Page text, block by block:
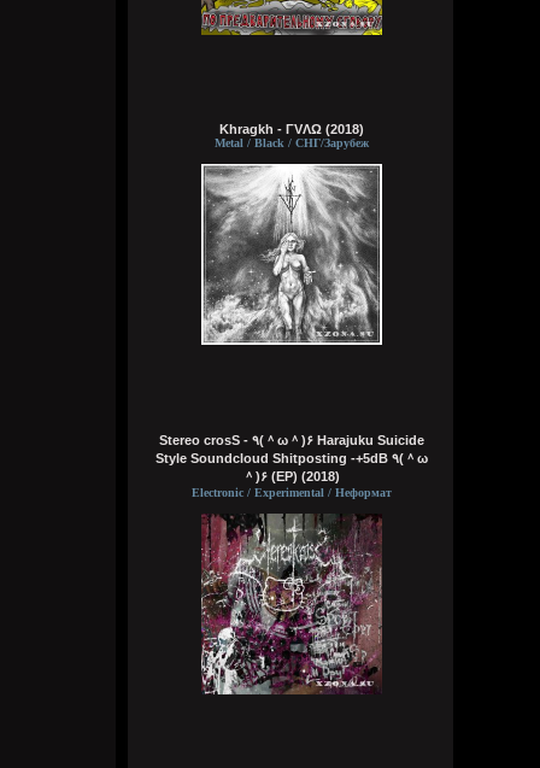
Сегодня в 17:59:12
Ну лежит, то и упало
typical crabs
Сегодня в 17:57:59
пересматриваю баттлы. ведь
версус,слово и рбл уже загнулись. даже
лига гнойного помоему.
Wirtuozik
Сегодня в 16:15:56
А вы знали что Кадышевой 67 лет?
Странно, в моем детстве я думал ей
столько же. Получается она и не стареет
Khragkh - ΓVΛΩ (2018)
Metal / Black / СНГ/Зарубеж
Stereo crosS - ٩(＾ω＾)۶ Harajuku Suicide
Style Soundcloud Shitposting -+5dB ٩(＾ω
＾)۶ (EP) (2018)
Electronic / Experimental / Неформат